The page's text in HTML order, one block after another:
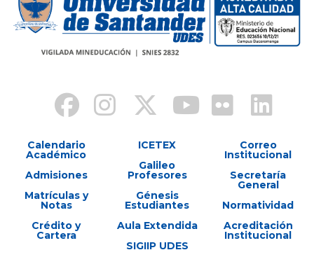
Calendario
Académico
Admisiones
Matrículas y
Notas
Crédito y
Cartera
ICETEX
Galileo
Profesores
Génesis
Estudiantes
Aula Extendida
SIGIIP UDES
Correo
Institucional
Secretaría
General
Normatividad
Acreditación
Institucional